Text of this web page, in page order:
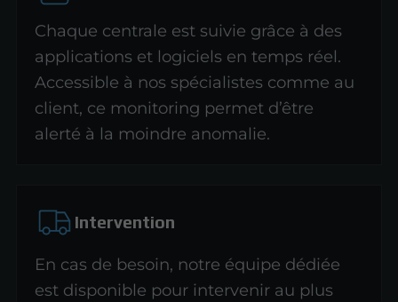
Chaque centrale est suivie grâce à des
applications et logiciels en temps réel.
Accessible à nos spécialistes comme au
client, ce monitoring permet d’être
alerté à la moindre anomalie.
Intervention
En cas de besoin, notre équipe dédiée
est disponible pour intervenir au plus